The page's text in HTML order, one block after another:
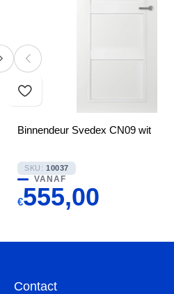
Binnendeur Svedex CN09 wit
SKU: 10037
VANAF
€555,00
Contact